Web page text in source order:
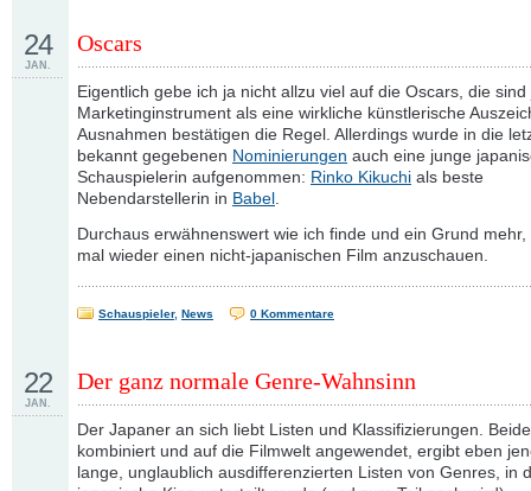
Oscars
24
JAN.
Eigentlich gebe ich ja nicht allzu viel auf die Oscars, die
Marketinginstrument als eine wirkliche künstlerische
Ausnahmen bestätigen die Regel. Allerdings wurde in die
bekannt gegebenen Nominierungen auch eine junge
Schauspielerin aufgenommen: Rinko Kikuchi als beste
Nebendarstellerin in Babel .
Durchaus erwähnenswert wie ich finde und ein Grund
mal wieder einen nicht-japanischen Film anzuschauen.
Schauspieler, News 0 Kommentare
Der ganz normale Genre-Wahnsinn
22
JAN.
Der Japaner an sich liebt Listen und Klassifizierungen.
kombiniert und auf die Filmwelt angewendet, ergibt eben
lange, unglaublich ausdifferenzierten Listen von Genres, in